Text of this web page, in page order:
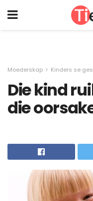
Moederskap Kinders se
Die kind
die